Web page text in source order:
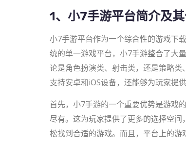
1、小7手游平台简介及
小7手游平台作为一个综合性的游戏下
统的单一游戏平台，小7手游整合了大
论是角色扮演类、射击类，还是策略
支持安卓和iOS设备，还能够为玩家提
首先，小7手游的一个重要优势是游戏
尽有。这为玩家提供了更多的选择空
松找到合适的游戏。而且，平台上的